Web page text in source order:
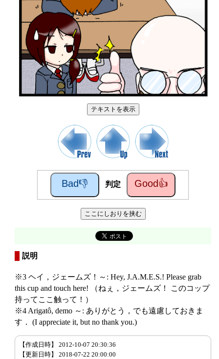
テキストを表示
Bad👎 判定 Good👍
ここにしおりを挟む
説明
※3 ヘイ，ジェームズ！～: Hey, J.A.M.E.S.! Please grab
this cup and touch here! （ねぇ，ジェームズ！ このコップ
持ってここ触って！）
※4 Arigatô, demo ～: ありがとう，でも遠慮しておきま
す． (I appreciate it, but no thank you.)
【作成日時】 2012-10-07 20:30:36
【更新日時】 2018-07-22 20:00:00